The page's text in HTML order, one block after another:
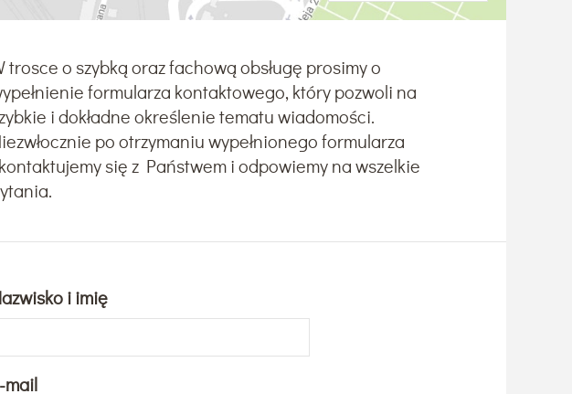
trosce o szybką oraz fachową obsługę prosimy o
formularza kontaktowego, który pozwoli na
i dokładne określenie tematu wiadomości.
po otrzymaniu wypełnionego formularza
się z Państwem i odpowiemy na wszelkie
i imię
mail